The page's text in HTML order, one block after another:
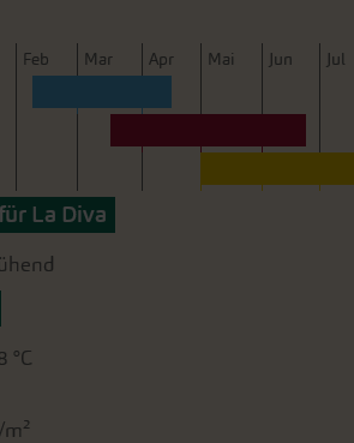
Feb Mar Apr Mai Jun Jul
La Diva
°C